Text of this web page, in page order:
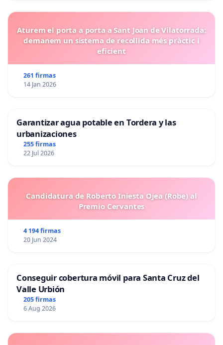
Aturem el porta a porta a Sant Joan de Vilatorrada:
demanem un sistema de recollida més pràctic i
eficient
261 firmas
14 Jan 2026
Garantizar agua potable en Tordera y las
urbanizaciones
255 firmas
22 Jul 2026
Candidatura de Roberto Iniesta Ojea (Robe) al
Premio Cervantes
4 194 firmas
20 Jun 2024
Conseguir cobertura móvil para Santa Cruz del
Valle Urbión
205 firmas
6 Aug 2026